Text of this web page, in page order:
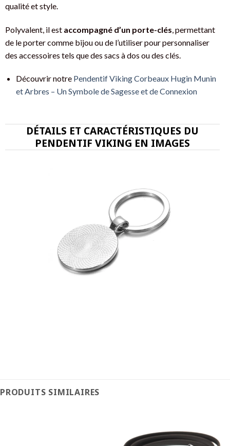
qualité et style.
Polyvalent, il est accompagné d’un porte-clés , permettant
de le porter comme bijou ou de l’utiliser pour personnaliser
des accessoires tels que des sacs à dos ou des clés.
Découvrir notre Pendentif Viking Corbeaux Hugin Munin
et Arbres – Un Symbole de Sagesse et de Connexion
DÉTAILS ET CARACTÉRISTIQUES DU
PENDENTIF VIKING EN IMAGES
PRODUITS SIMILAIRES